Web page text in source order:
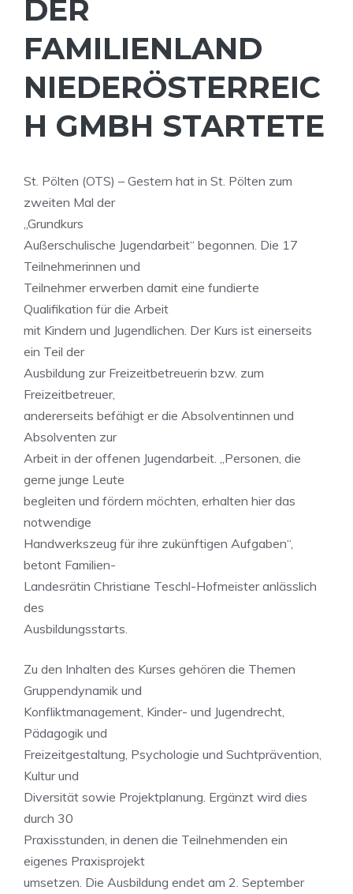
ER F
AMILIENLAND N
IEDERÖSTERREICH
GMBH STARTETE
St. Pölten (OTS) – Gestern hat in St. Pölten zum
zweiten Mal der
„Grundkurs
Außerschulische Jugendarbeit“ begonnen. Die 17
Teilnehmerinnen und
Teilnehmer erwerben damit eine fundierte
Qualifikation für die Arbeit
mit Kindern und Jugendlichen. Der Kurs ist einerseits
ein Teil der
Ausbildung zur Freizeitbetreuerin bzw. zum
Freizeitbetreuer,
andererseits befähigt er die Absolventinnen und
Absolventen zur
Arbeit in der offenen Jugendarbeit. „Personen, die
gerne junge Leute
begleiten und fördern möchten, erhalten hier das
notwendige
Handwerkszeug für ihre zukünftigen Aufgaben“,
betont Familien-
Landesrätin Christiane Teschl-Hofmeister anlässlich
des
Ausbildungsstarts.
Zu den Inhalten des Kurses gehören die Themen
Gruppendynamik und
Konfliktmanagement, Kinder- und Jugendrecht,
Pädagogik und
Freizeitgestaltung, Psychologie und Suchtprävention,
Kultur und
Diversität sowie Projektplanung. Ergänzt wird dies
durch 30
Praxisstunden, in denen die Teilnehmenden ein
eigenes Praxisprojekt
umsetzen. Die Ausbildung endet am 2. September